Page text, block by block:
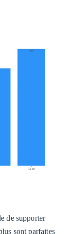
de supporter
sont parfaites